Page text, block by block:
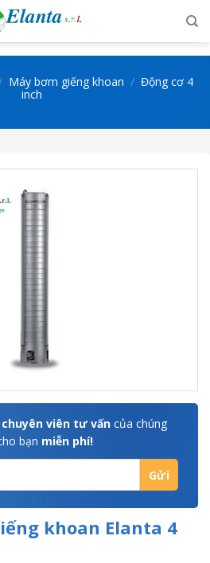
Máy bơm giếng khoan / Động cơ 4
inch
chuyên viên tư vấn của chúng
bạn miễn phí!
khoan Elanta 4